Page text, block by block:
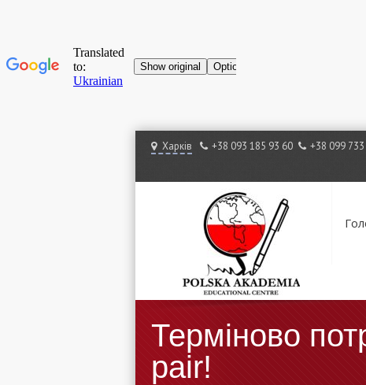
Харків +38 ‎093 185 93 60 +38 ‎099
Терміново
pair!